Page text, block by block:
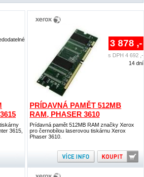
3615,
PRÍDAVNÁ PAMĚT 512MB
RAM, PHASER 3610
Prídavná pamět 512MB RAM značky Xerox
pro černobílou laserovou tiskárnu Xerox
Phaser 3610.
3 878 ,-
s DPH 4 692 ,-
14 dní